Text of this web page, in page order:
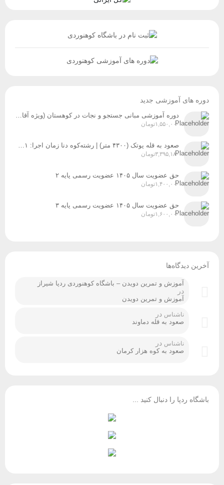
دوره های آموزشی جدید
دوره آموزشی مبانی جستجو و نجات در کوهستان (ویژه آقایان و بانوان) زمان برگزاری: پنج‌شنبه و جمعه، ۸ و ۹ مردادماه
تومان ۱,۵۵۰,۰۰۰
صعود به قله پوتک (۴۳۰۰ متر) | رشته‌کوه دنا زمان اجرا: ۳۱ تیر، ۱ و ۲ مردادماه ۱۴۰۵
تومان ۳,۳۹۵,۱۸۰
حق عضویت سال ۱۴۰۵ عضویت رسمی پایه ۲
تومان ۱,۴۰۰,۰۰۰
حق عضویت سال ۱۴۰۵ عضویت رسمی پایه ۳
تومان ۱,۶۰۰,۰۰۰
آخرین دیدگاه‌ها
آموزش و تمرین دویدن – باشگاه کوهنوردی ردپا شیراز
آموزش و تمرین دویدن
ناشناسدر
صعود به قله دماوند
ناشناسدر
صعود به کوه هزار کرمان
باشگاه ردپا را دنبال کنید ...